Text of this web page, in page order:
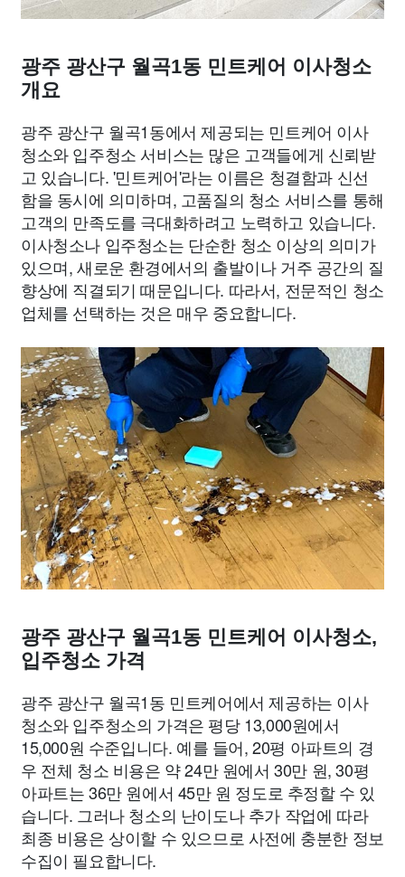
광주 광산구 월곡1동 민트케어 이사청소
개요
광주 광산구 월곡1동에서 제공되는 민트케어 이사
청소와 입주청소 서비스는 많은 고객들에게 신뢰받
고 있습니다. '민트케어'라는 이름은 청결함과 신선
함을 동시에 의미하며, 고품질의 청소 서비스를 통해
고객의 만족도를 극대화하려고 노력하고 있습니다.
이사청소나 입주청소는 단순한 청소 이상의 의미가
있으며, 새로운 환경에서의 출발이나 거주 공간의 질
향상에 직결되기 때문입니다. 따라서, 전문적인 청소
업체를 선택하는 것은 매우 중요합니다.
광주 광산구 월곡1동 민트케어 이사청소,
입주청소 가격
광주 광산구 월곡1동 민트케어에서 제공하는 이사
청소와 입주청소의 가격은 평당 13,000원에서
15,000원 수준입니다. 예를 들어, 20평 아파트의 경
우 전체 청소 비용은 약 24만 원에서 30만 원, 30평
아파트는 36만 원에서 45만 원 정도로 추정할 수 있
습니다. 그러나 청소의 난이도나 추가 작업에 따라
최종 비용은 상이할 수 있으므로 사전에 충분한 정보
수집이 필요합니다.